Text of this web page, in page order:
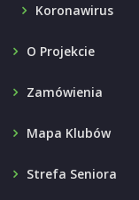
Koronawirus
O Projekcie
Zamówienia
Mapa Klubów
Strefa Seniora